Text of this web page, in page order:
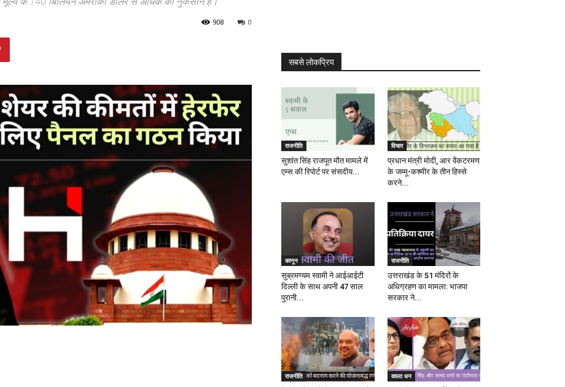
0
908
सबसे लोकप्रिय
राजनीति
सुशांत सिंह राजपूत मौत मामले में
एम्स की रिपोर्ट पर संसदीय...
विचार
प्रधान मंत्री मोदी, आर वेंकटरमण
के जम्मू-कश्मीर के तीन हिस्से
करने...
कानून
सुब्रमण्यम स्वामी ने आईआईटी
दिल्ली के साथ अपनी 47 साल
पुरानी...
राजनीति
उत्तराखंड के 51 मंदिरों के
अधिग्रहण का मामला: भाजपा
सरकार ने...
राजनीति काला धन